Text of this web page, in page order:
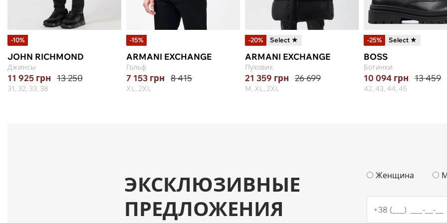
-10%
JOHN RICHMOND
Джинсы
11 925 грн 13 250
31, 32, 33, 38
-15%
ARMANI EXCHANGE
Гольф
7 153 грн 8 415
XL, 2XL
-20% Select ★
ARMANI EXCHANGE
Пуховик
21 359 грн 26 699
M, XL, 2XL
-25% Select ★
BOSS
Ботинки
10 094 грн 13 459
42, 43, 44, 45
ЭКСКЛЮЗИВНЫЕ
ПРЕДЛОЖЕНИЯ
Женщина